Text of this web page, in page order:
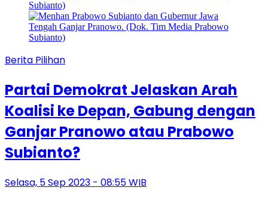
Berita Pilihan
Partai Demokrat Jelaskan Arah
Koalisi ke Depan, Gabung dengan
Ganjar Pranowo atau Prabowo
Subianto?
Selasa, 5 Sep 2023 - 08:55 WIB